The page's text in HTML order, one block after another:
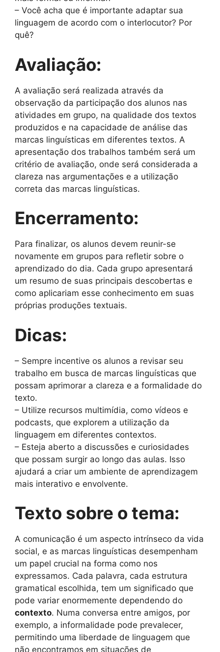
– Você acha que é importante adaptar sua
linguagem de acordo com o interlocutor? Por
quê?
Avaliação:
A avaliação será realizada através da
observação da participação dos alunos nas
atividades em grupo, na qualidade dos textos
produzidos e na capacidade de análise das
marcas linguísticas em diferentes textos. A
apresentação dos trabalhos também será um
critério de avaliação, onde será considerada a
clareza nas argumentações e a utilização
correta das marcas linguísticas.
Encerramento:
Para finalizar, os alunos devem reunir-se
novamente em grupos para refletir sobre o
aprendizado do dia. Cada grupo apresentará
um resumo de suas principais descobertas e
como aplicariam esse conhecimento em suas
próprias produções textuais.
Dicas:
– Sempre incentive os alunos a revisar seu
trabalho em busca de marcas linguísticas que
possam aprimorar a clareza e a formalidade do
texto.
– Utilize recursos multimídia, como vídeos e
podcasts, que explorem a utilização da
linguagem em diferentes contextos.
– Esteja aberto a discussões e curiosidades
que possam surgir ao longo das aulas. Isso
ajudará a criar um ambiente de aprendizagem
mais interativo e envolvente.
Texto sobre o tema:
A comunicação é um aspecto intrínseco da vida
social, e as marcas linguísticas desempenham
um papel crucial na forma como nos
expressamos. Cada palavra, cada estrutura
gramatical escolhida, tem um significado que
pode variar enormemente dependendo do
contexto. Numa conversa entre amigos, por
exemplo, a informalidade pode prevalecer,
permitindo uma liberdade de linguagem que
não encontramos em situações de